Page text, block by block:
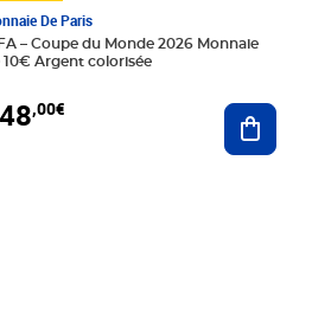
panier
De Paris
– Coupe du Monde 2026 Monnaie
10€ Argent colorisée
,00€